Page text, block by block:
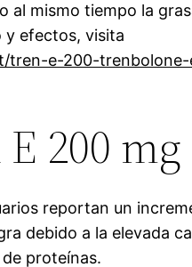
al mismo tiempo la
y efectos, visita
tren-e-200-
200 mg
reportan un
debido a la elevada
proteínas.